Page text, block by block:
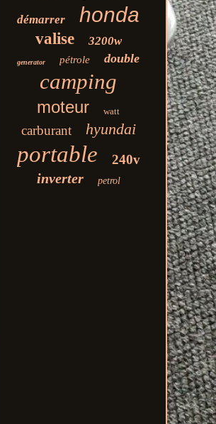
démarrer honda
valise 3200w
generator pétrole double
camping
moteur watt
carburant hyundai
portable 240v
inverter petrol